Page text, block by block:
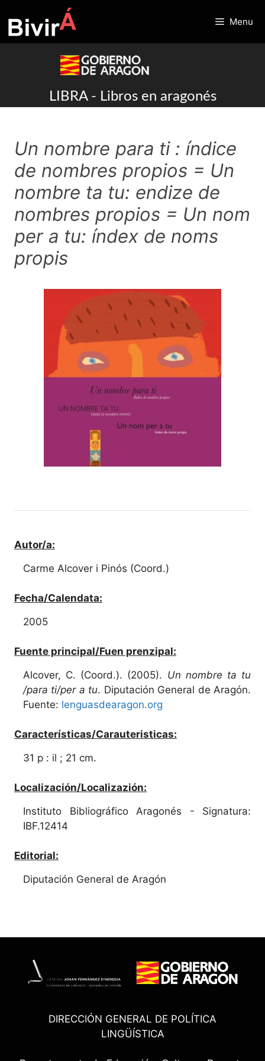
to
content
Menu
LIBRA - Libros en aragonés
Un nombre para ti : índice
de nombres propios = Un
nombre ta tu: endize de
nombres propios = Un nom
per a tu: índex de noms
propis
Autor/a:
Carme Alcover i Pinós (Coord.)
Fecha/Calendata:
2005
Fuente principal/Fuen prenzipal:
Alcover, C. (Coord.). (2005). Un nombre ta tu
/para ti/per a tu. Diputación General de Aragón.
Fuente: lenguasdearagon.org
Características/Carauteristicas:
31 p : il ; 21 cm.
Localización/Localizazión:
Instituto Bibliográfico Aragonés - Signatura:
IBF.12414
Editorial:
Diputación General de Aragón
DIRECCIÓN GENERAL DE POLÍTICA
LINGÜÍSTICA